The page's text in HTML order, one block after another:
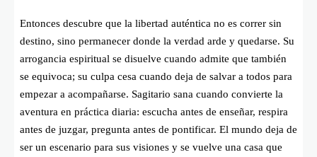
Entonces descubre que la libertad auténtica no es correr sin
destino, sino permanecer donde la verdad arde y quedarse. Su
arrogancia espiritual se disuelve cuando admite que también
se equivoca; su culpa cesa cuando deja de salvar a todos para
empezar a acompañarse. Sagitario sana cuando convierte la
aventura en práctica diaria: escucha antes de enseñar, respira
antes de juzgar, pregunta antes de pontificar. El mundo deja de
ser un escenario para sus visiones y se vuelve una casa que